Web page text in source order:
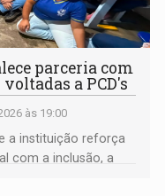
parceria com
a PCD's
às 19:00
a instituição reforça
com a inclusão, a